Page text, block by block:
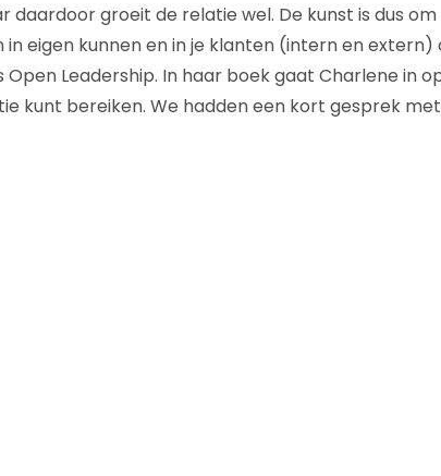
daardoor groeit de relatie wel. De kunst is dus om
eigen kunnen en in je klanten (intern en extern)
Leadership. In haar boek gaat Charlene in
kunt bereiken. We hadden een kort gesprek